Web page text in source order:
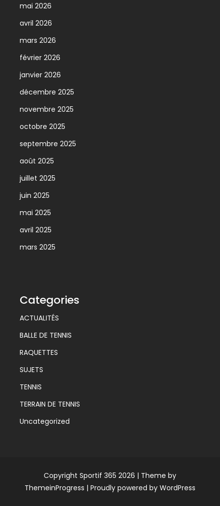
mai 2026
avril 2026
mars 2026
février 2026
janvier 2026
décembre 2025
novembre 2025
octobre 2025
septembre 2025
août 2025
juillet 2025
juin 2025
mai 2025
avril 2025
mars 2025
Categories
ACTUALITÉS
BALLE DE TENNIS
RAQUETTES
SUJETS
TENNIS
TERRAIN DE TENNIS
Uncategorized
Copyright Sportif 365 2026 | Theme by
ThemeinProgress | Proudly powered by WordPress